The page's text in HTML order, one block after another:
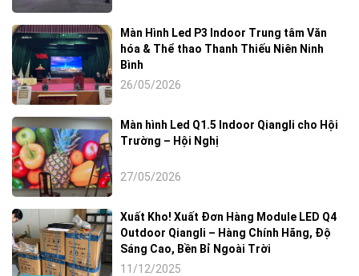
Màn Hình Led P3 Indoor Trung tâm Văn
hóa & Thể thao Thanh Thiếu Niên Ninh
Bình
26/05/2026
Màn hình Led Q1.5 Indoor Qiangli cho Hội
Trường – Hội Nghị
27/05/2026
Xuất Kho! Xuất Đơn Hàng Module LED Q4
Outdoor Qiangli – Hàng Chính Hãng, Độ
Sáng Cao, Bền Bỉ Ngoài Trời
11/12/2025